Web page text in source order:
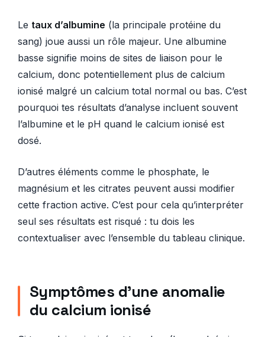
Le taux d’albumine (la principale protéine du
sang) joue aussi un rôle majeur. Une albumine
basse signifie moins de sites de liaison pour le
calcium, donc potentiellement plus de calcium
ionisé malgré un calcium total normal ou bas. C’est
pourquoi tes résultats d’analyse incluent souvent
l’albumine et le pH quand le calcium ionisé est
dosé.
D’autres éléments comme le phosphate, le
magnésium et les citrates peuvent aussi modifier
cette fraction active. C’est pour cela qu’interpréter
seul ses résultats est risqué : tu dois les
contextualiser avec l’ensemble du tableau clinique.
Symptômes d’une anomalie
du calcium ionisé